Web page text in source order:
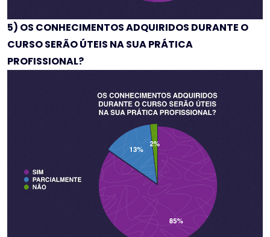
5) OS CONHECIMENTOS ADQUIRIDOS DURANTE O
CURSO SERÃO ÚTEIS NA SUA PRÁTICA
PROFISSIONAL?